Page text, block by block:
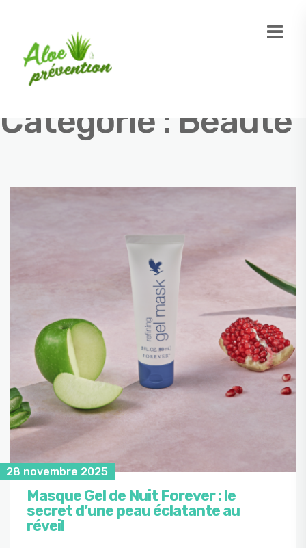
Catégorie : Beauté
28 novembre 2025
Masque Gel de Nuit Forever : le
secret d’une peau éclatante au
réveil